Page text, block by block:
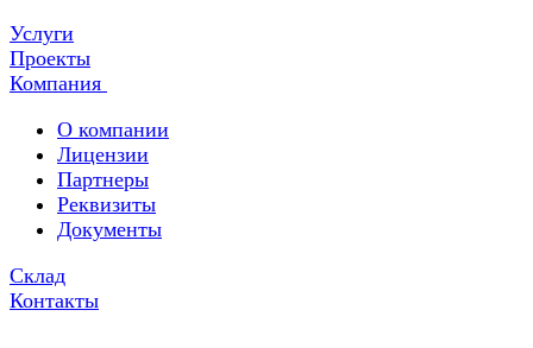
Услуги
Проекты
Компания
О компании
Лицензии
Партнеры
Реквизиты
Документы
Склад
Контакты